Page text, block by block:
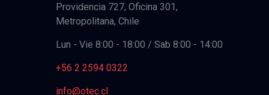
Providencia 727, Oficina 301,
Metropolitana, Chile
Lun - Vie 8:00 - 18:00 / Sab 8:00 - 14:00
+56 2 2594 0322
info@otec.cl